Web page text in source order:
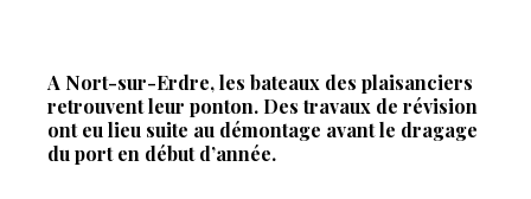
A Nort-sur-Erdre, les bateaux des plaisanciers
retrouvent leur ponton. Des travaux de révision
ont eu lieu suite au démontage avant le dragage
du port en début d’année.